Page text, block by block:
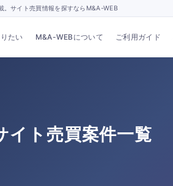
。サイト売買情報を探すならM&A-WEB
たい M&A-WEBについて ご利用ガイド
イト売買案件一覧